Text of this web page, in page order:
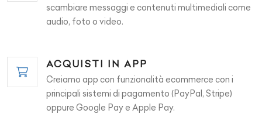
scambiare messaggi e contenuti multimediali come
audio, foto o video.
ACQUISTI IN APP
Creiamo app con funzionalità ecommerce con i
principali sistemi di pagamento (PayPal, Stripe)
oppure Google Pay e Apple Pay.